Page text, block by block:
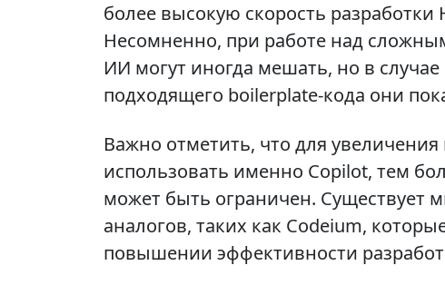
более высокую скорость разработки
Несомненно, при работе над
ИИ могут иногда мешать, но в
подходящего boilerplate-кода они
Важно отметить, что для
использовать именно Copilot, тем
может быть ограничен. Существует
аналогов, таких как Codeium,
повышении эффективности